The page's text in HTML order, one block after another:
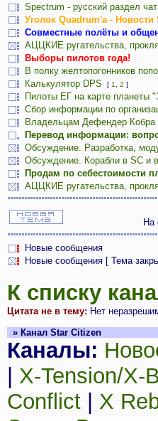
Spectrum - русский раздел
Уголок Quadrum'а -
Совместные полёты и
АЦЦКИЕ ругательства,
Выборы пилотов года!
В полку желтопогонников
Калькулятор DPS [ 1 2 ]
Пилоты ЕГ на карте планеты
Сбор информации по
Владельцам Дефендер
Перевод информации:
Обсуждение. Разработка,
Обсуждение. Корабли в SC и
Продам по себестоимости
АЦЦКИЕ ругательства,
На
Новые сообщения
Новые сообщения [ Тема
К списку
Цитата не в тему: Нет
» Канал Star Citizen
Каналы:
X-Tension/X-
Conflict
X